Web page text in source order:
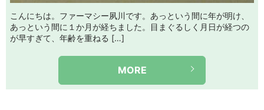
こんにちは。ファーマシー夙川です。あっという間に年が明け、
あっという間に１か月が経ちました。目まぐるしく月日が経つの
が早すぎて、年齢を重ねる […]
MORE